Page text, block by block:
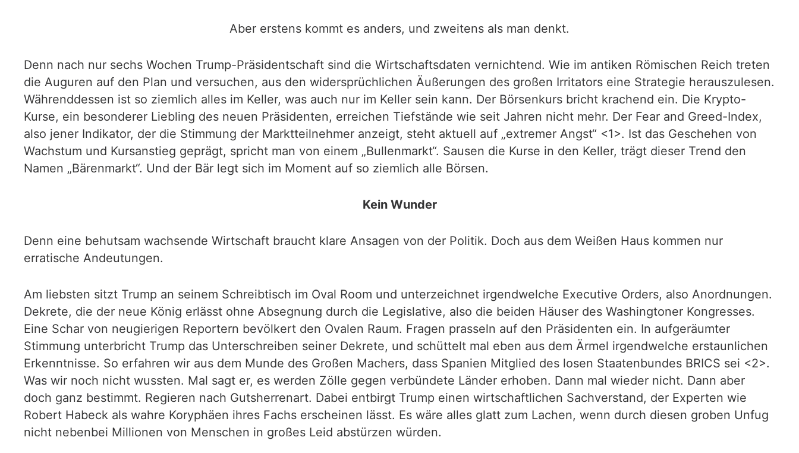
Aber erstens kommt es anders, und zweitens als man denkt.
Denn nach nur sechs Wochen Trump-Präsidentschaft sind die Wirtschaftsdaten vernichtend. Wie im antiken Römischen Reich treten
die Auguren auf den Plan und versuchen, aus den widersprüchlichen Äußerungen des großen Irritators eine Strategie herauszulesen.
Währenddessen ist so ziemlich alles im Keller, was auch nur im Keller sein kann. Der Börsenkurs bricht krachend ein. Die Krypto-
Kurse, ein besonderer Liebling des neuen Präsidenten, erreichen Tiefstände wie seit Jahren nicht mehr. Der Fear and Greed-Index,
also jener Indikator, der die Stimmung der Marktteilnehmer anzeigt, steht aktuell auf „extremer Angst“ <1>. Ist das Geschehen von
Wachstum und Kursanstieg geprägt, spricht man von einem „Bullenmarkt“. Sausen die Kurse in den Keller, trägt dieser Trend den
Namen „Bärenmarkt“. Und der Bär legt sich im Moment auf so ziemlich alle Börsen.
Kein Wunder
Denn eine behutsam wachsende Wirtschaft braucht klare Ansagen von der Politik. Doch aus dem Weißen Haus kommen nur
erratische Andeutungen.
Am liebsten sitzt Trump an seinem Schreibtisch im Oval Room und unterzeichnet irgendwelche Executive Orders, also Anordnungen.
Dekrete, die der neue König erlässt ohne Absegnung durch die Legislative, also die beiden Häuser des Washingtoner Kongresses.
Eine Schar von neugierigen Reportern bevölkert den Ovalen Raum. Fragen prasseln auf den Präsidenten ein. In aufgeräumter
Stimmung unterbricht Trump das Unterschreiben seiner Dekrete, und schüttelt mal eben aus dem Ärmel irgendwelche erstaunlichen
Erkenntnisse. So erfahren wir aus dem Munde des Großen Machers, dass Spanien Mitglied des losen Staatenbundes BRICS sei <2>.
Was wir noch nicht wussten. Mal sagt er, es werden Zölle gegen verbündete Länder erhoben. Dann mal wieder nicht. Dann aber
doch ganz bestimmt. Regieren nach Gutsherrenart. Dabei entbirgt Trump einen wirtschaftlichen Sachverstand, der Experten wie
Robert Habeck als wahre Koryphäen ihres Fachs erscheinen lässt. Es wäre alles glatt zum Lachen, wenn durch diesen groben Unfug
nicht nebenbei Millionen von Menschen in großes Leid abstürzen würden.